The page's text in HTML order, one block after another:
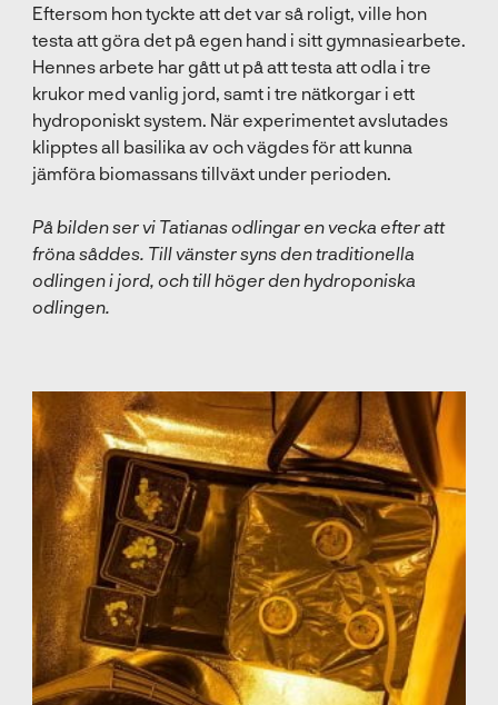
Eftersom hon tyckte att det var så roligt, ville hon
testa att göra det på egen hand i sitt gymnasiearbete.
Hennes arbete har gått ut på att testa att odla i tre
krukor med vanlig jord, samt i tre nätkorgar i ett
hydroponiskt system. När experimentet avslutades
klipptes all basilika av och vägdes för att kunna
jämföra biomassans tillväxt under perioden.
På bilden ser vi Tatianas odlingar en vecka efter att
fröna såddes. Till vänster syns den traditionella
odlingen i jord, och till höger den hydroponiska
odlingen.